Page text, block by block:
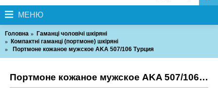
МЕНЮ
Головна
Гаманці чоловічі шкіряні
Компактні гаманці (портмоне) шкіряні
Портмоне кожаное мужское AKA 507/106 Турция
Портмоне кожаное мужское AKA 507/106 Турция